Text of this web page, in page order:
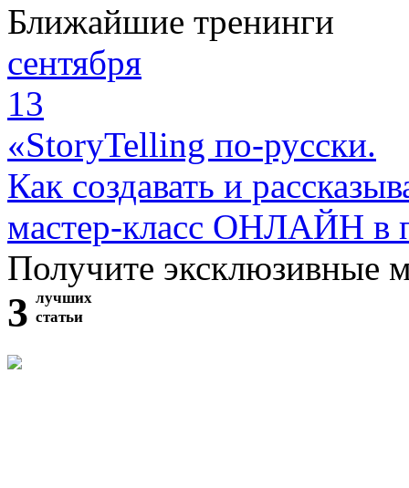
Ближайшие тренинги
сентября
13
«StoryTelling по-русски.
Как создавать и
мастер-класс ОНЛАЙН в
Получите эксклюзивные
3 лучших
статьи